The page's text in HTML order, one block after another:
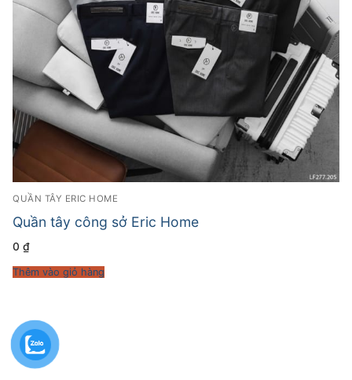
QUẦN TÂY ERIC HOME
Quần tây công sở Eric Home
0 ₫
Thêm vào giỏ hàng